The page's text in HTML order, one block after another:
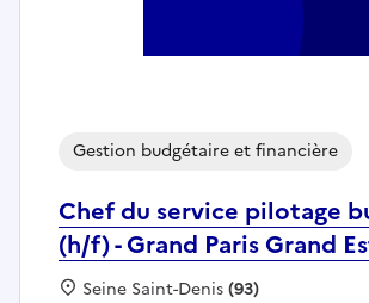
Chef du service pilotage
(h/f) - Grand Paris Grand
Gestion budgétaire et financière
Localisation :
Seine Saint-Denis(93)